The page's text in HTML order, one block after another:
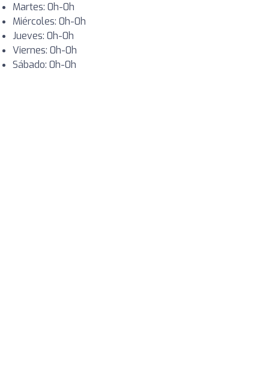
Martes: 0h-0h
Miércoles: 0h-0h
Jueves: 0h-0h
Viernes: 0h-0h
Sábado: 0h-0h